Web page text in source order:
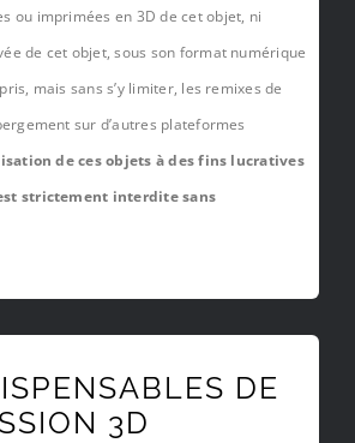
ou imprimées en 3D de cet objet, ni
de cet objet, sous son format numérique
mais sans s’y limiter, les remixes de
sur d’autres plateformes
de ces objets à des fins lucratives
strictement interdite sans
DE
3D